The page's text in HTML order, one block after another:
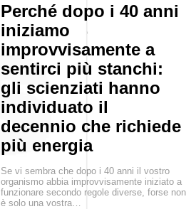
Perché dopo i 40 anni
iniziamo
improvvisamente a
sentirci più stanchi:
gli scienziati hanno
individuato il
decennio che richiede
più energia
Se vi sembra che dopo i 40 anni il vostro
organismo abbia improvvisamente iniziato a
funzionare secondo regole diverse, forse non
è solo una vostra…